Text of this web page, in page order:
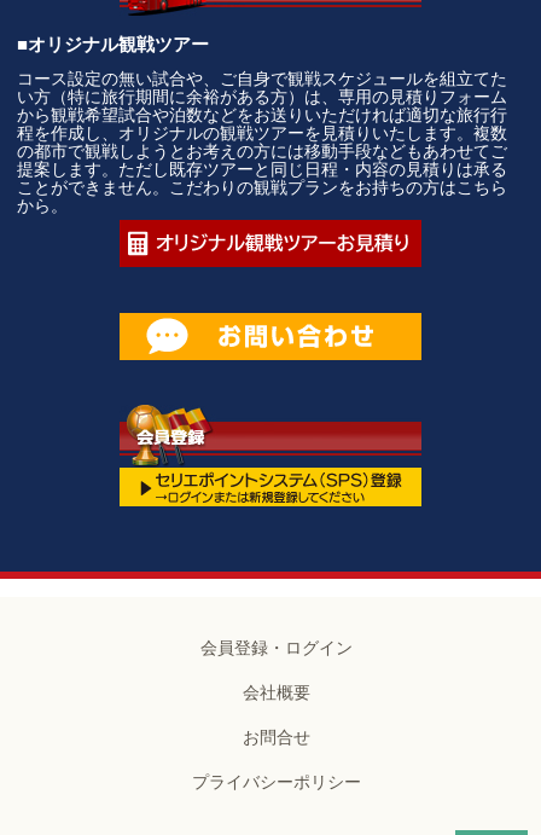
■オリジナル観戦ツアー
コース設定の無い試合や、ご自身で観戦スケジュールを組立てた
い方（特に旅行期間に余裕がある方）は、専用の見積りフォーム
から観戦希望試合や泊数などをお送りいただければ適切な旅行行
程を作成し、オリジナルの観戦ツアーを見積りいたします。複数
の都市で観戦しようとお考えの方には移動手段などもあわせてご
提案します。ただし既存ツアーと同じ日程・内容の見積りは承る
ことができません。こだわりの観戦プランをお持ちの方はこちら
から。
会員登録・ログイン
会社概要
お問合せ
プライバシーポリシー